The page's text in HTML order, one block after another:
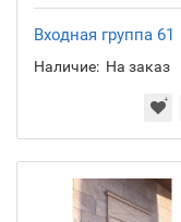
Входная группа 61
Наличие: На заказ